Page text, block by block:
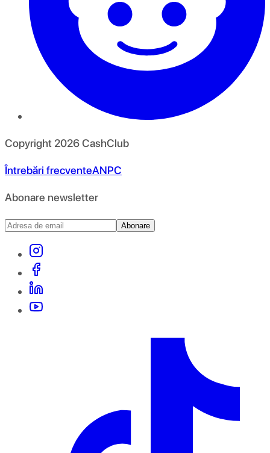
Copyright 2026CashClub
Întrebări frecventeANPC
Abonare newsletter
Abonare